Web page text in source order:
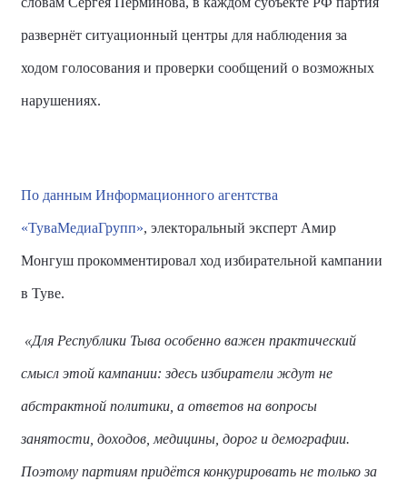
развернёт ситуационный центры для наблюдения за
ходом голосования и проверки сообщений о возможных
нарушениях.
По данным Информационного агентства
«ТуваМедиаГрупп», электоральный эксперт Амир
Монгуш прокомментировал ход избирательной кампании
в Туве.
«Для Республики Тыва особенно важен практический
смысл этой кампании: здесь избиратели ждут не
абстрактной политики, а ответов на вопросы
занятости, доходов, медицины, дорог и демографии.
Поэтому партиям придётся конкурировать не только за